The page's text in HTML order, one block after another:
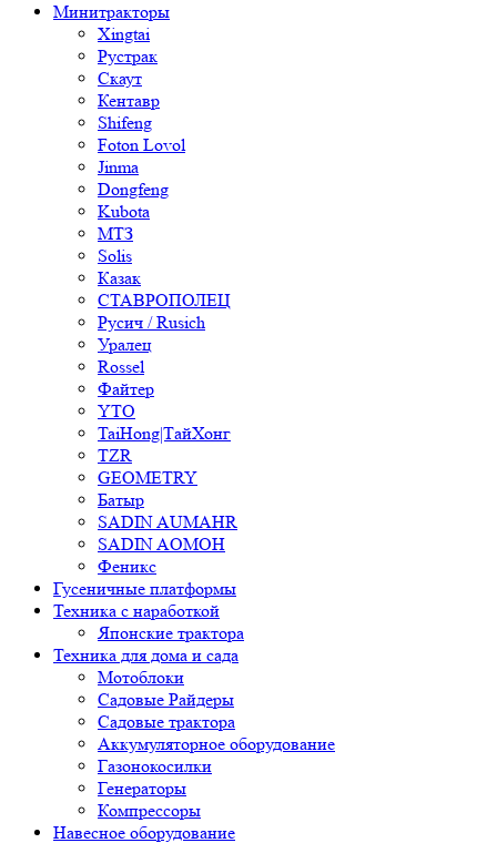
Минитракторы
Xingtai
Рустрак
Скаут
Кентавр
Shifeng
Foton Lovol
Jinma
Dongfeng
Kubota
МТЗ
Solis
Казак
СТАВРОПОЛЕЦ
Русич / Rusich
Уралец
Rossel
Файтер
YTO
TaiHong|ТайХонг
TZR
GEOMETRY
Батыр
SADIN AUMAHR
SADIN AOMOH
Феникс
Гусеничные платформы
Техника с наработкой
Японские трактора
Техника для дома и сада
Мотоблоки
Садовые Райдеры
Садовые трактора
Аккумуляторное оборудование
Газонокосилки
Генераторы
Компрессоры
Навесное оборудование